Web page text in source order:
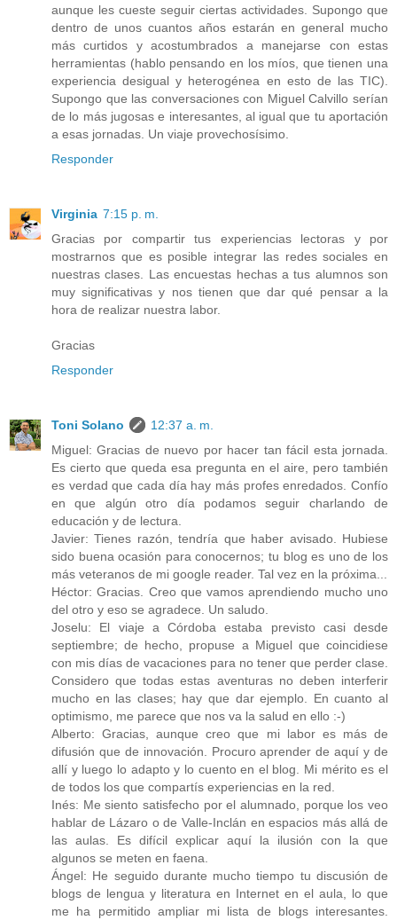
aunque les cueste seguir ciertas actividades. Supongo que
dentro de unos cuantos años estarán en general mucho
más curtidos y acostumbrados a manejarse con estas
herramientas (hablo pensando en los míos, que tienen una
experiencia desigual y heterogénea en esto de las TIC).
Supongo que las conversaciones con Miguel Calvillo serían
de lo más jugosas e interesantes, al igual que tu aportación
a esas jornadas. Un viaje provechosísimo.
Responder
Virginia 7:15 p. m.
Gracias por compartir tus experiencias lectoras y por
mostrarnos que es posible integrar las redes sociales en
nuestras clases. Las encuestas hechas a tus alumnos son
muy significativas y nos tienen que dar qué pensar a la
hora de realizar nuestra labor.
Gracias
Responder
Toni Solano
12:37 a. m.
Miguel: Gracias de nuevo por hacer tan fácil esta jornada.
Es cierto que queda esa pregunta en el aire, pero también
es verdad que cada día hay más profes enredados. Confío
en que algún otro día podamos seguir charlando de
educación y de lectura.
Javier: Tienes razón, tendría que haber avisado. Hubiese
sido buena ocasión para conocernos; tu blog es uno de los
más veteranos de mi google reader. Tal vez en la próxima...
Héctor: Gracias. Creo que vamos aprendiendo mucho uno
del otro y eso se agradece. Un saludo.
Joselu: El viaje a Córdoba estaba previsto casi desde
septiembre; de hecho, propuse a Miguel que coincidiese
con mis días de vacaciones para no tener que perder clase.
Considero que todas estas aventuras no deben interferir
mucho en las clases; hay que dar ejemplo. En cuanto al
optimismo, me parece que nos va la salud en ello :-)
Alberto: Gracias, aunque creo que mi labor es más de
difusión que de innovación. Procuro aprender de aquí y de
allí y luego lo adapto y lo cuento en el blog. Mi mérito es el
de todos los que compartís experiencias en la red.
Inés: Me siento satisfecho por el alumnado, porque los veo
hablar de Lázaro o de Valle-Inclán en espacios más allá de
las aulas. Es difícil explicar aquí la ilusión con la que
algunos se meten en faena.
Ángel: He seguido durante mucho tiempo tu discusión de
blogs de lengua y literatura en Internet en el aula, lo que
me ha permitido ampliar mi lista de blogs interesantes.